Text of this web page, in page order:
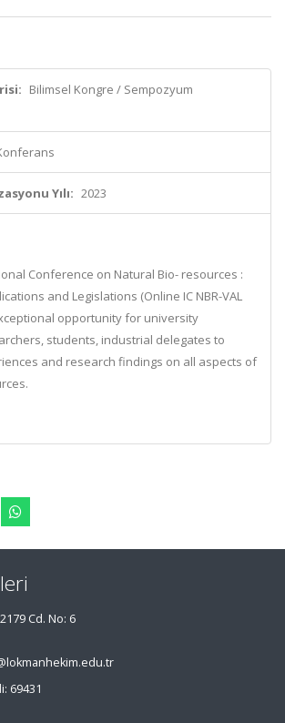
Bilimsel Kongre / Sempozyum
Yılı: 2023
Conference on Natural Bio- resources :
and Legislations (Online IC NBR-VAL
opportunity for university
students, industrial delegates to
and research findings on all aspects of
Cd. No: 6
69431